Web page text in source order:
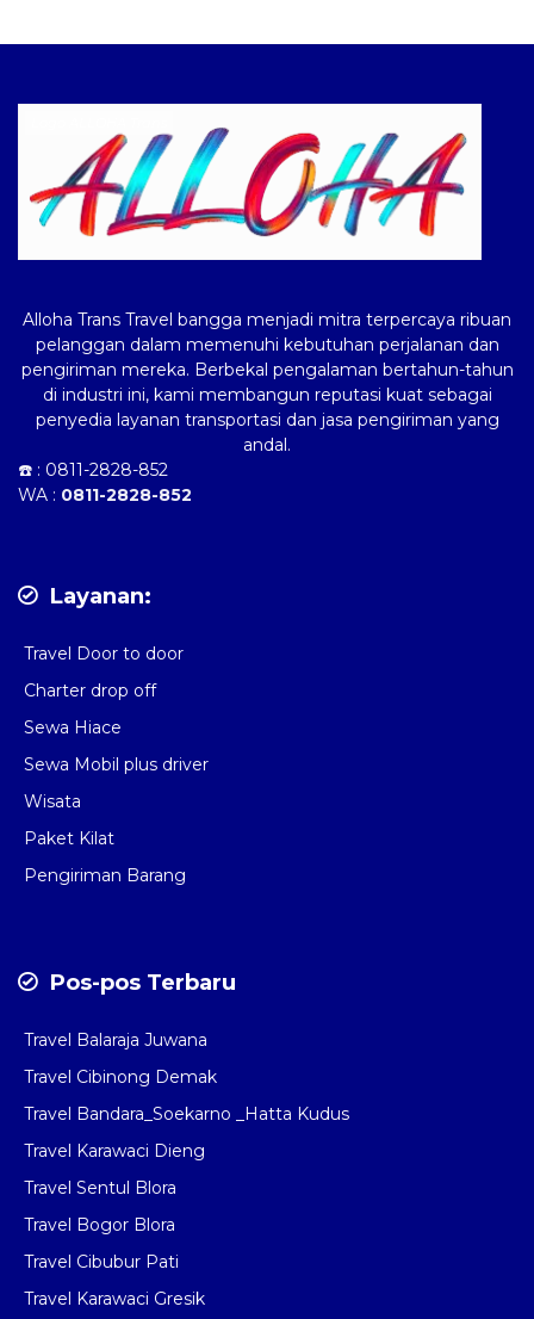
Alloha Trans Travel bangga menjadi mitra terpercaya ribuan
pelanggan dalam memenuhi kebutuhan perjalanan dan
pengiriman mereka. Berbekal pengalaman bertahun-tahun
di industri ini, kami membangun reputasi kuat sebagai
penyedia layanan transportasi dan jasa pengiriman yang
andal.
☎️ : 0811-2828-852
WA : 0811-2828-852
Layanan:
Travel Door to door
Charter drop off
Sewa Hiace
Sewa Mobil plus driver
Wisata
Paket Kilat
Pengiriman Barang
Pos-pos Terbaru
Travel Balaraja Juwana
Travel Cibinong Demak
Travel Bandara_Soekarno _Hatta Kudus
Travel Karawaci Dieng
Travel Sentul Blora
Travel Bogor Blora
Travel Cibubur Pati
Travel Karawaci Gresik